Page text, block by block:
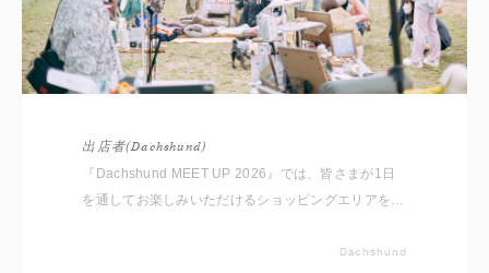
出店者(Dachshund)
『Dachshund MEET UP 2026』では、皆さまが1日
を通してお楽しみいただけるショッピングエリアをご
者をご紹介いたしますので事前にチェックしてくださ
Dachshund